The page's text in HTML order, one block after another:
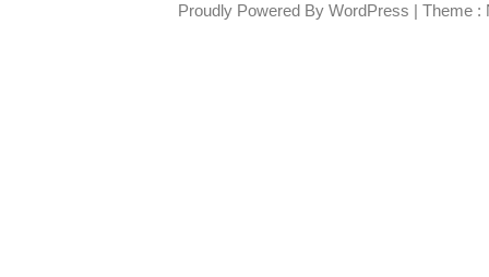
Proudly Powered By WordPress | Theme :